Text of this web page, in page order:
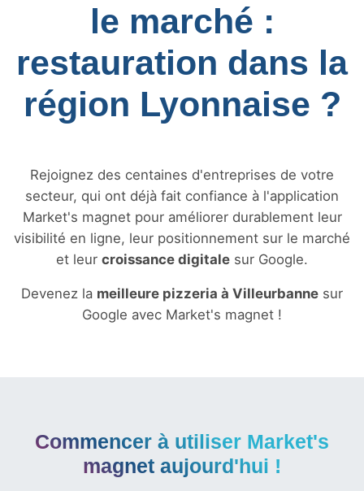
le marché :
restauration dans la
région Lyonnaise ?
Rejoignez des centaines d'entreprises de votre
secteur, qui ont déjà fait confiance à l'application
Market's magnet pour améliorer durablement leur
visibilité en ligne, leur positionnement sur le marché
et leur croissance digitale sur Google.
Devenez la meilleure pizzeria à Villeurbanne sur
Google avec Market's magnet !
Commencer à utiliser Market's
magnet aujourd'hui !